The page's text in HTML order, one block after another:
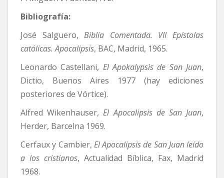
Bibliografía:
José Salguero,Biblia Comentada. VII Epístolas
católicas. Apocalipsis, BAC, Madrid, 1965.
Leonardo Castellani, El Apokalypsis de San Juan,
Dictio, Buenos Aires 1977 (hay ediciones
posteriores de Vórtice).
Alfred Wikenhauser,El Apocalipsis de San Juan,
Herder, Barcelna 1969.
Cerfaux y Cambier, El Apocalipsis de San Juan leído
a los cristianos, Actualidad Bíblica, Fax, Madrid
1968.